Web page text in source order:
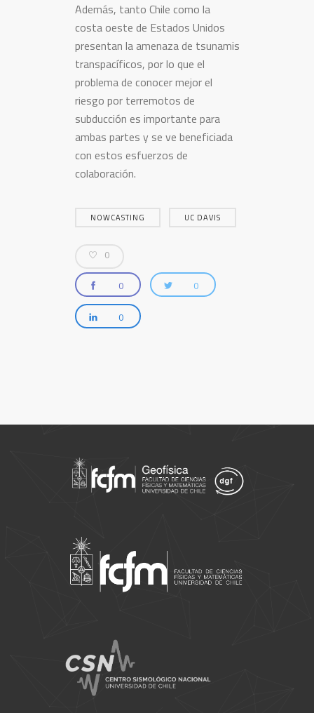
Además, tanto Chile como la
costa oeste de Estados Unidos
presentan la amenaza de tsunamis
transpacíficos, por lo que el
problema de conocer mejor el
riesgo por terremotos de
subducción es importante para
ambas partes y se ve beneficiada
con estos esfuerzos de
colaboración.
NOWCASTING UC DAVIS
0
0 0
0